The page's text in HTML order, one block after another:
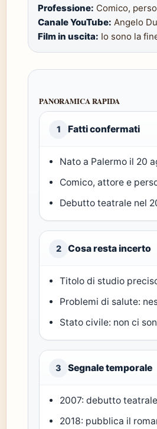
Professione: Comico,
Canale YouTube: Angelo
Film in uscita: Io sono la
PANORAMICA RAPIDA
1 Fatti confermati
Nato a Palermo il 20
Comico, attore e
Debutto teatrale nel
2 Cosa resta incerto
Titolo di studio
Problemi di salute:
Stato civile: non ci
3 Segnale temporale
2007: debutto
2018: pubblica il